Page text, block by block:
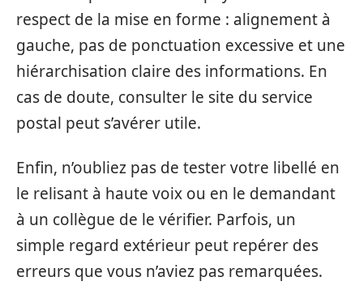
respect de la mise en forme : alignement à
gauche, pas de ponctuation excessive et une
hiérarchisation claire des informations. En
cas de doute, consulter le site du service
postal peut s’avérer utile.
Enfin, n’oubliez pas de tester votre libellé en
le relisant à haute voix ou en le demandant
à un collègue de le vérifier. Parfois, un
simple regard extérieur peut repérer des
erreurs que vous n’aviez pas remarquées.